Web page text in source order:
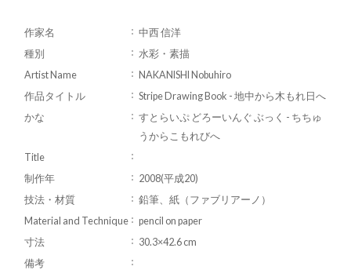
作家名
中西 信洋
種別
水彩・素描
Artist Name
NAKANISHI Nobuhiro
作品タイトル
Stripe Drawing Book - 地中から木もれ日へ
かな
すとらいぷ どろーいんぐ ぶっく - ちちゅ
うからこもれびへ
Title
制作年
2008(平成20)
技法・材質
鉛筆、紙（ファブリアーノ）
Material and Technique
pencil on paper
寸法
30.3×42.6 cm
備考